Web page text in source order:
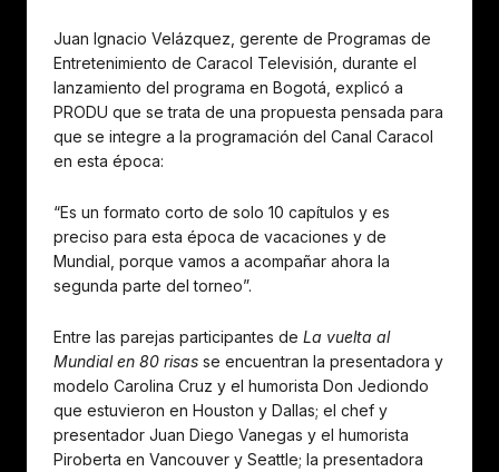
Juan Ignacio Velázquez, gerente de Programas de
Entretenimiento de Caracol Televisión, durante el
lanzamiento del programa en Bogotá, explicó a
PRODU que se trata de una propuesta pensada para
que se integre a la programación del Canal Caracol
en esta época:
“Es un formato corto de solo 10 capítulos y es
preciso para esta época de vacaciones y de
Mundial, porque vamos a acompañar ahora la
segunda parte del torneo”.
Entre las parejas participantes de La vuelta al
Mundial en 80 risas se encuentran la presentadora y
modelo Carolina Cruz y el humorista Don Jediondo
que estuvieron en Houston y Dallas; el chef y
presentador Juan Diego Vanegas y el humorista
Piroberta en Vancouver y Seattle; la presentadora